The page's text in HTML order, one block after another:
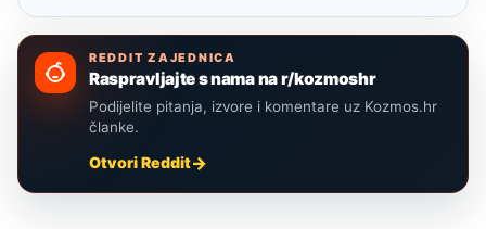
REDDIT ZAJEDNICA
Raspravljajte s nama na r/kozmoshr
Podijelite pitanja, izvore i komentare uz Kozmos.hr
članke.
Otvori Reddit